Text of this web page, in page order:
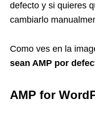
defecto y si quieres
cambiarlo
Como ves en la
sean AMP por
AMP for